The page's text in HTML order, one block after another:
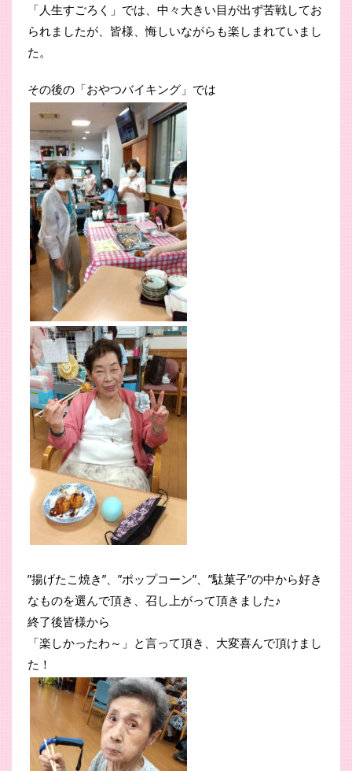
「人生すごろく」では、中々大きい目が出ず苦戦してお
られましたが、皆様、悔しいながらも楽しまれていまし
た。
その後の「おやつバイキング」では
”揚げたこ焼き”、”ポップコーン”、”駄菓子”の中から好き
なものを選んで頂き、召し上がって頂きました♪
終了後皆様から
「楽しかったわ～」と言って頂き、大変喜んで頂けまし
た！